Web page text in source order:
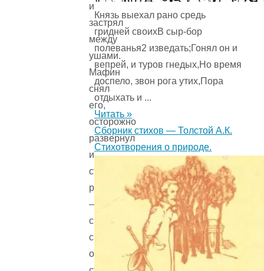
и
застрял
между
ушами.
Мафин
снял
его,
осторожно
развернул
и
стал
рассматривать
—
сначала
с
одной
Князь выехал рано средь
гридней своихВ сыр-бор
полеванья2 изведать;Гонял он и
вепрей, и туров гнедых,Но время
доспело, звон рога утих,Пора
отдыхать и ...
Читать »
Сборник стихов — Толстой А.К.
Стихотворения о природе.